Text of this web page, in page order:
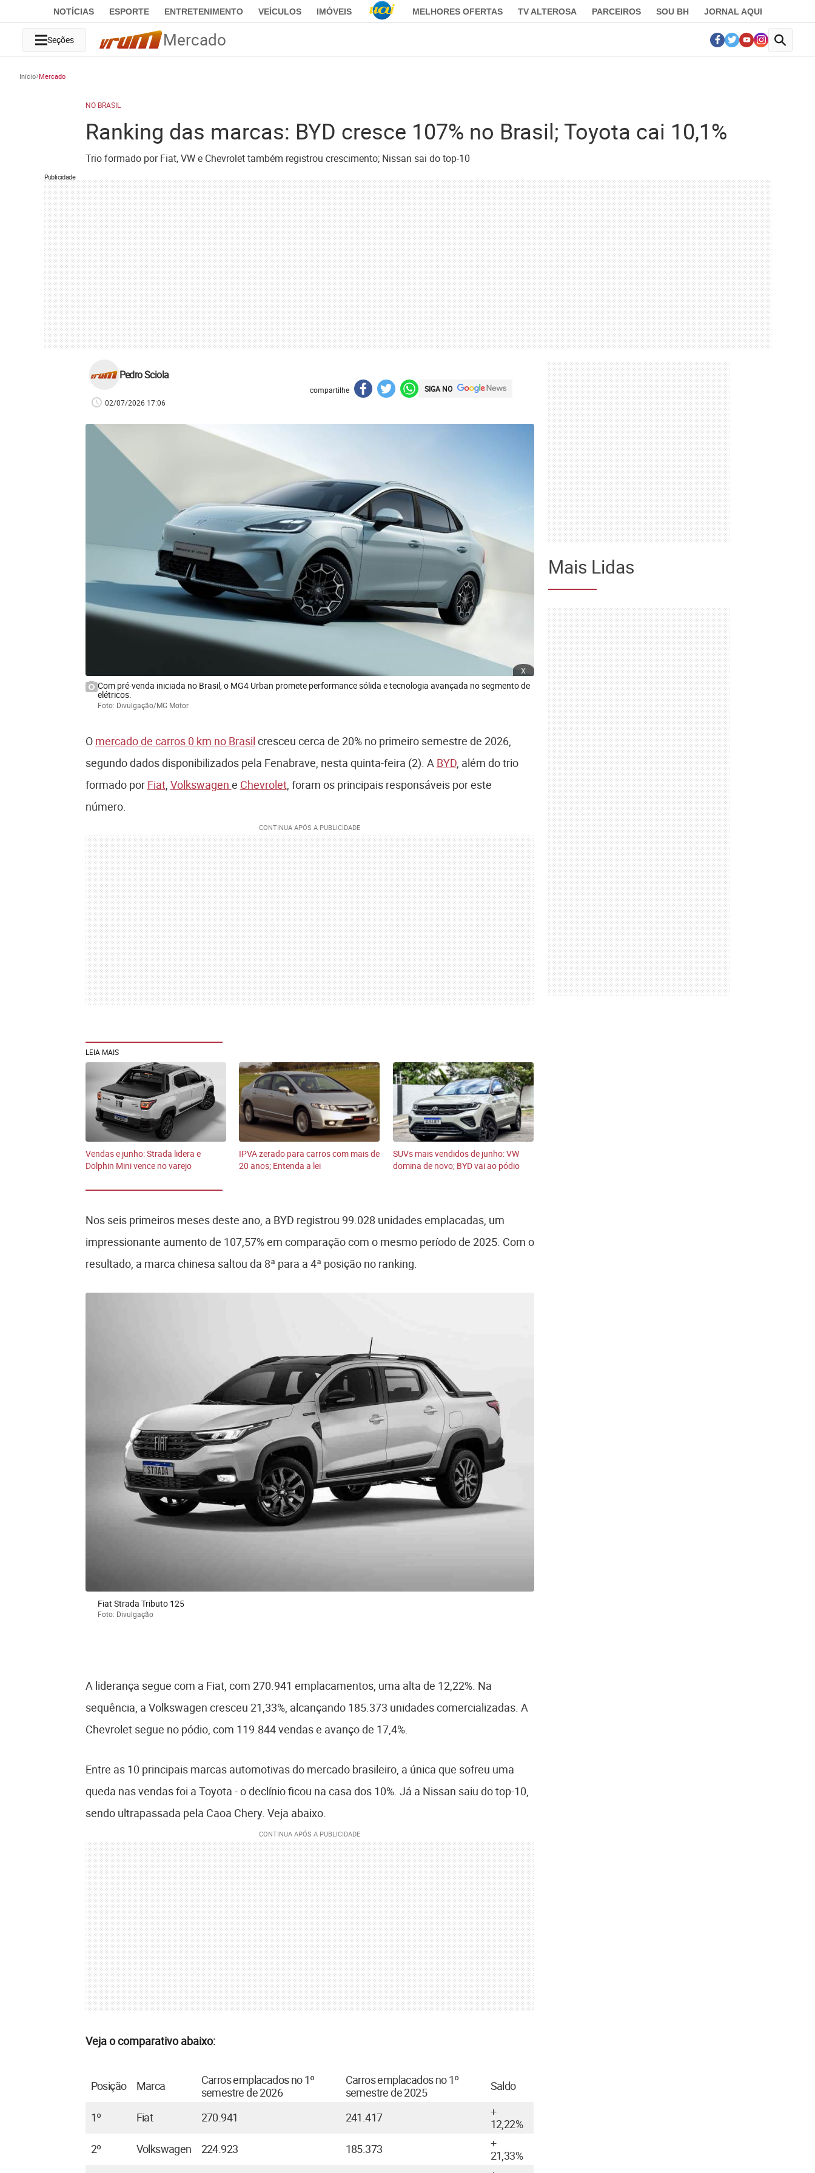
NOTÍCIAS ESPORTE ENTRETENIMENTO VEÍCULOS IMÓVEIS MELHORES OFERTAS TV ALTEROSA PARCEIROS SOU BH JORNAL AQUI
Seções Mercado
Início Mercado
NO BRASIL
Ranking das marcas: BYD cresce 107% no Brasil; Toyota cai 10,1%
Trio formado por Fiat, VW e Chevrolet também registrou crescimento; Nissan sai do top-10
Publicidade
Pedro Sciola
02/07/2026 17:06
compartilhe SIGA NO
x
Com pré-venda iniciada no Brasil, o MG4 Urban promete performance sólida e tecnologia avançada no segmento de
elétricos.
Foto: Divulgação/MG Motor
O mercado de carros 0 km no Brasil cresceu cerca de 20% no primeiro semestre de 2026,
segundo dados disponibilizados pela Fenabrave, nesta quinta-feira (2). A BYD, além do trio
formado por Fiat, Volkswagen e Chevrolet, foram os principais responsáveis por este
número.
LEIA MAIS
Vendas e junho: Strada lidera e
Dolphin Mini vence no varejo
IPVA zerado para carros com mais de
20 anos; Entenda a lei
SUVs mais vendidos de junho: VW
domina de novo; BYD vai ao pódio
Nos seis primeiros meses deste ano, a BYD registrou 99.028 unidades emplacadas, um
impressionante aumento de 107,57% em comparação com o mesmo período de 2025. Com o
resultado, a marca chinesa saltou da 8ª para a 4ª posição no ranking.
Fiat Strada Tributo 125
Foto: Divulgação
A liderança segue com a Fiat, com 270.941 emplacamentos, uma alta de 12,22%. Na
sequência, a Volkswagen cresceu 21,33%, alcançando 185.373 unidades comercializadas. A
Chevrolet segue no pódio, com 119.844 vendas e avanço de 17,4%.
Entre as 10 principais marcas automotivas do mercado brasileiro, a única que sofreu uma
queda nas vendas foi a Toyota - o declínio ficou na casa dos 10%. Já a Nissan saiu do top-10,
sendo ultrapassada pela Caoa Chery. Veja abaixo.
Veja o comparativo abaixo:
Posição Marca
Carros emplacados no 1º
semestre de 2026
Carros emplacados no 1º
semestre de 2025
Saldo
1º Fiat 270.941 241.417
+
12,22%
2º
Volkswagen 224.923 185.373
+
21,33%
Mais Lidas